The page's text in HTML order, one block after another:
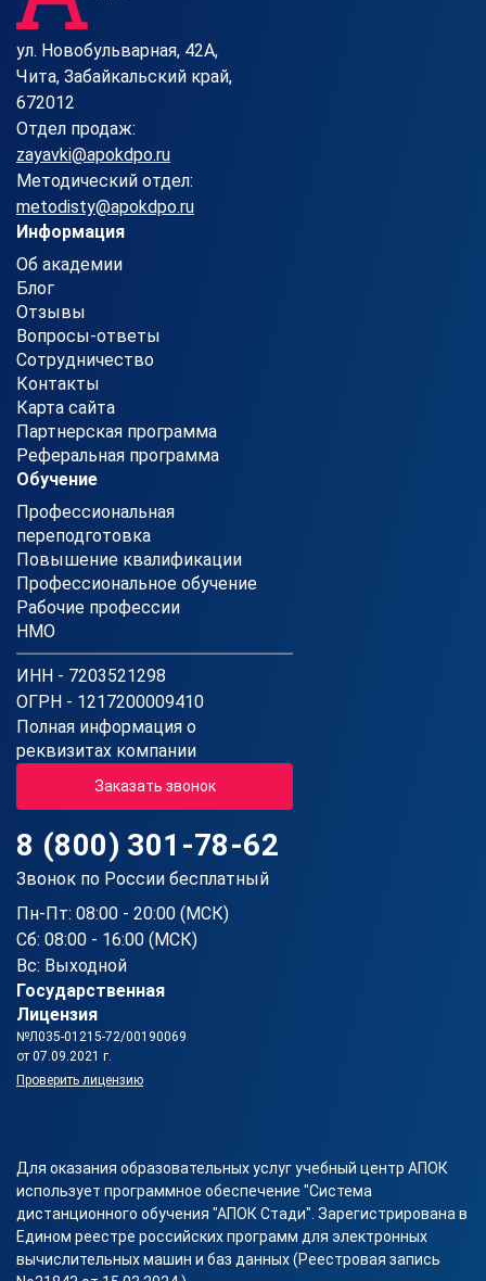
ул. Новобульварная, 42А,
Чита, Забайкальский край,
672012
Отдел продаж:
zayavki@apokdpo.ru
Методический отдел:
metodisty@apokdpo.ru
Информация
Об академии
Блог
Отзывы
Вопросы-ответы
Сотрудничество
Контакты
Карта сайта
Партнерская программа
Реферальная программа
Обучение
Профессиональная
переподготовка
Повышение квалификации
Профессиональное обучение
Рабочие профессии
НМО
ИНН - 7203521298
ОГРН - 1217200009410
Полная информация о
реквизитах компании
Заказать звонок
8 (800) 301-78-62
Звонок по России бесплатный
Пн-Пт: 08:00 - 20:00 (МСК)
Сб: 08:00 - 16:00 (МСК)
Вс: Выходной
Государственная
Лицензия
№Л035-01215-72/00190069
от 07.09.2021 г.
Проверить лицензию
Для оказания образовательных услуг учебный центр АПОК
использует программное обеспечение "Система
дистанционного обучения "АПОК Стади". Зарегистрирована в
Едином реестре российских программ для электронных
вычислительных машин и баз данных (Реестровая запись